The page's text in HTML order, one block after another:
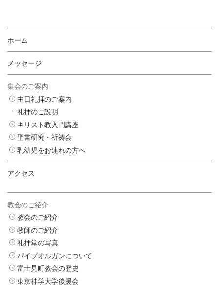
ホーム
メッセージ
集会のご案内
主日礼拝のご案内
礼拝のご説明
キリスト教入門講座
聖書研究・祈祷会
乳幼児をお連れの方へ
アクセス
教会のご紹介
教会のご紹介
牧師のご紹介
礼拝堂の写真
パイプオルガンについて
富士見町教会の歴史
東京神学大学後援会